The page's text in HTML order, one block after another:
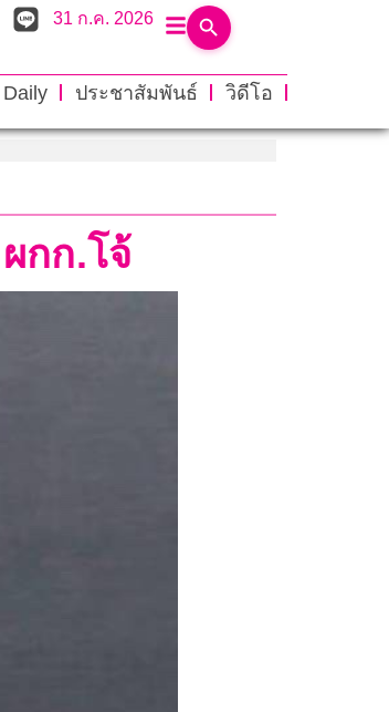
31 ก.ค. 2026
ประชาสัมพันธ์
วิดีโอ
กก.โจ้